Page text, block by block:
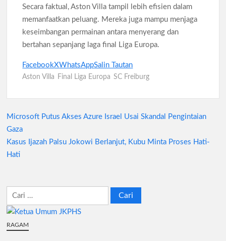
Secara faktual, Aston Villa tampil lebih efisien dalam
memanfaatkan peluang. Mereka juga mampu menjaga
keseimbangan permainan antara menyerang dan
bertahan sepanjang laga final Liga Europa.
FacebookXWhatsAppSalin Tautan
Aston Villa Final Liga Europa SC Freiburg
Navigasi
pos
Microsoft Putus Akses Azure Israel Usai Skandal Pengintaian
Gaza
Kasus Ijazah Palsu Jokowi Berlanjut, Kubu Minta Proses Hati-
Hati
Cari
untuk:
RAGAM